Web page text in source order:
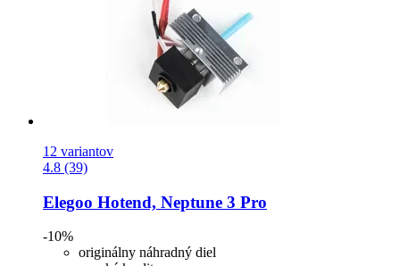
12 variantov
4.8 (39)
Elegoo Hotend, Neptune 3 Pro
-10%
originálny náhradný diel